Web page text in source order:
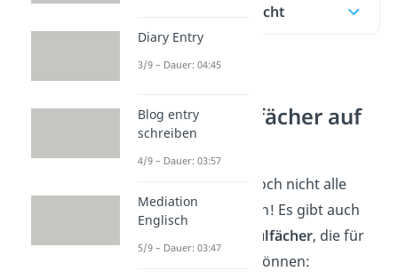
Inhaltsübersicht
Unterrichtsfächer auf
Englisch
Das waren aber noch nicht alle
Fächer auf Englisch! Es gibt auch
weitere Schulfächer, die für
dich wichtig sein können:
Diary Entry
3/9 – Dauer: 04:45
Blog entry
schreiben
4/9 – Dauer: 03:57
Mediation
Englisch
5/9 – Dauer: 03:47